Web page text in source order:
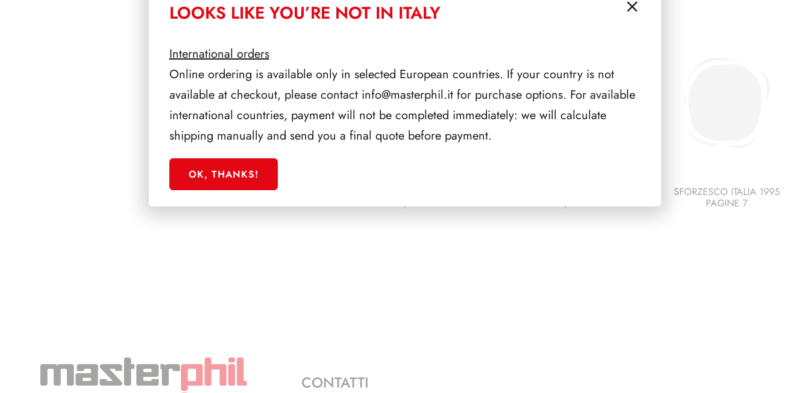
PRODOTTI CORRELATI
SFORZESCO ITALIA 1993
PAGINE 6
1985/1992
1965/1971
SFORZESCO ITALIA 1995
PAGINE 7
CONTATTI
LOOKS LIKE YOU’RE NOT IN ITALY
International orders
Online ordering is available only in selected European countries. If your country is not
available at checkout, please contact info@masterphil.itfor purchase options. For available
international countries, payment will not be completed immediately: we will calculate
shipping manually and send you a final quote before payment.
OK, THANKS!